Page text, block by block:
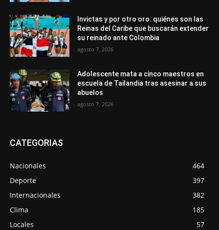
Invictas y por otro oro: quiénes son las
Reinas del Caribe que buscarán extender
su reinado ante Colombia
agosto 7, 2026
Adolescente mata a cinco maestros en
escuela de Tailandia tras asesinar a sus
abuelos
agosto 7, 2026
CATEGORIAS
Nacionales
464
Deporte
397
Internacionales
382
Clima
185
Locales
57